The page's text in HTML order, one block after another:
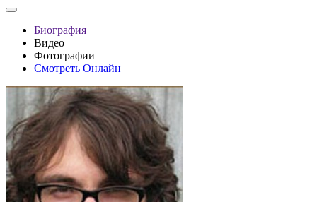
Биография
Видео
Фотографии
Смотреть Онлайн